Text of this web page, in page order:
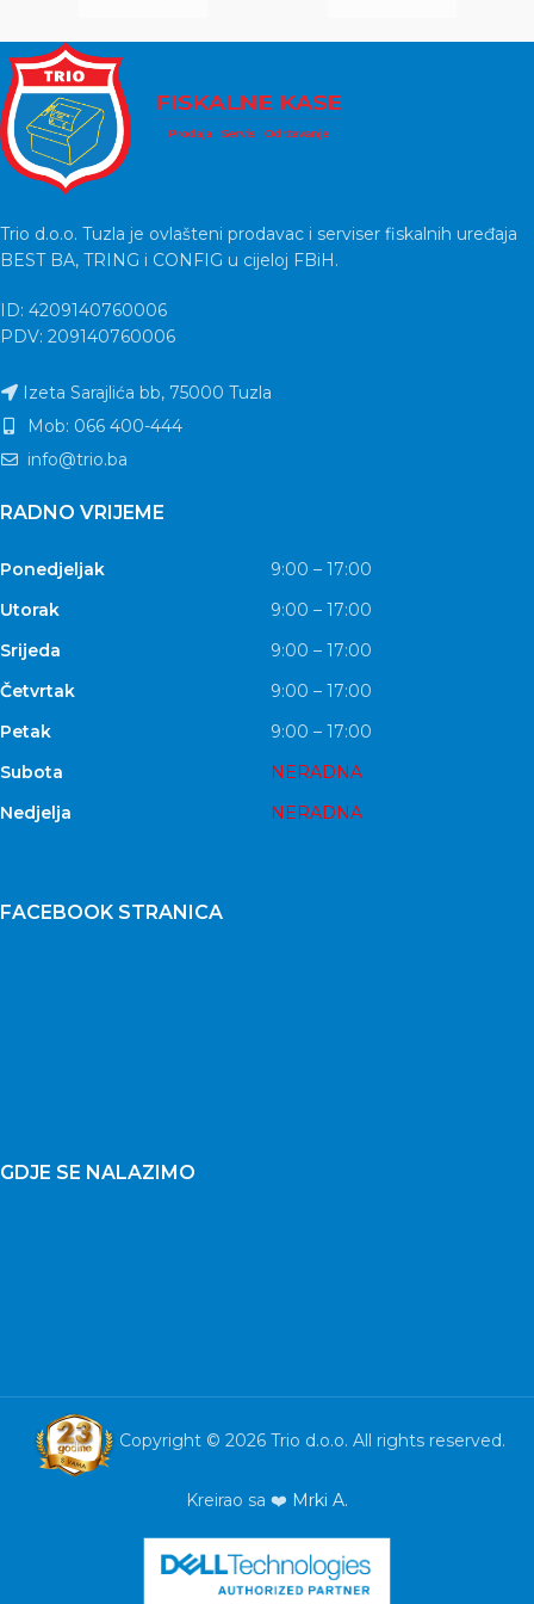
Trio d.o.o. Tuzla je ovlašteni prodavac i serviser fiskalnih uređaja
BEST BA, TRING i CONFIG u cijeloj FBiH.
ID: 4209140760006
PDV: 209140760006
Izeta Sarajlića bb, 75000 Tuzla
Mob: 066 400-444
info@trio.ba
RADNO VRIJEME
Ponedjeljak
9:00 – 17:00
Utorak
9:00 – 17:00
Srijeda
9:00 – 17:00
Četvrtak
9:00 – 17:00
Petak
9:00 – 17:00
Subota
NERADNA
Nedjelja
NERADNA
FACEBOOK STRANICA
GDJE SE NALAZIMO
Copyright © 2026 Trio d.o.o. All rights reserved.
Kreirao sa ❤️ Mrki A.